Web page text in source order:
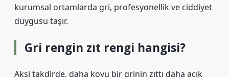
kurumsal ortamlarda gri, profesyonellik ve ciddiyet
duygusu taşır.
Gri rengin zıt rengi hangisi?
Aksi takdirde, daha koyu bir grinin zıttı daha açık